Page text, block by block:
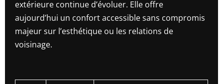
extérieure continue d’évoluer. Elle offre
aujourd’hui un confort accessible sans compromis
majeur sur l’esthétique ou les relations de
voisinage.